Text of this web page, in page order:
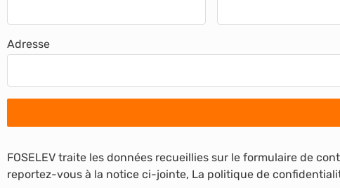
Adresse
FOSELEV traite les données recueillies sur le formulaire de
reportez-vous à la notice ci-jointe, La politique de